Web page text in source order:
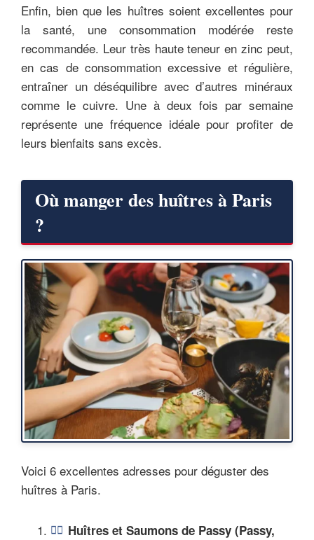
Enfin, bien que les huîtres soient excellentes pour
la santé, une consommation modérée reste
recommandée. Leur très haute teneur en zinc peut,
en cas de consommation excessive et régulière,
entraîner un déséquilibre avec d’autres minéraux
comme le cuivre. Une à deux fois par semaine
représente une fréquence idéale pour profiter de
leurs bienfaits sans excès.
Où manger des huîtres à Paris
?
Voici 6 excellentes adresses pour déguster des
huîtres à Paris.
Huîtres et Saumons de Passy (Passy,